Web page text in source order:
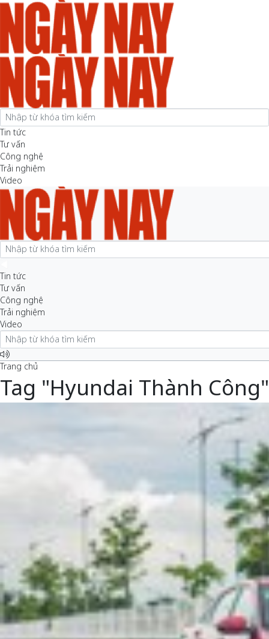
Tin tức
Tư vấn
Công nghệ
Trải nghiệm
Video
Tin tức
Tư vấn
Công nghệ
Trải nghiệm
Video
Trang chủ
Tag "Hyundai Thành Công"